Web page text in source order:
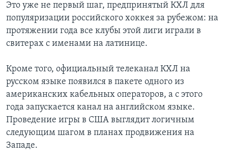
Это уже не первый шаг, предпринятый КХЛ для
популяризации российского хоккея за рубежом: на
протяжении года все клубы этой лиги играли в
свитерах с именами на латинице.
Кроме того, официальный телеканал КХЛ на
русском языке появился в пакете одного из
американских кабельных операторов, а с этого
года запускается канал на английском языке.
Проведение игры в США выглядит логичным
следующим шагом в планах продвижения на
Западе.